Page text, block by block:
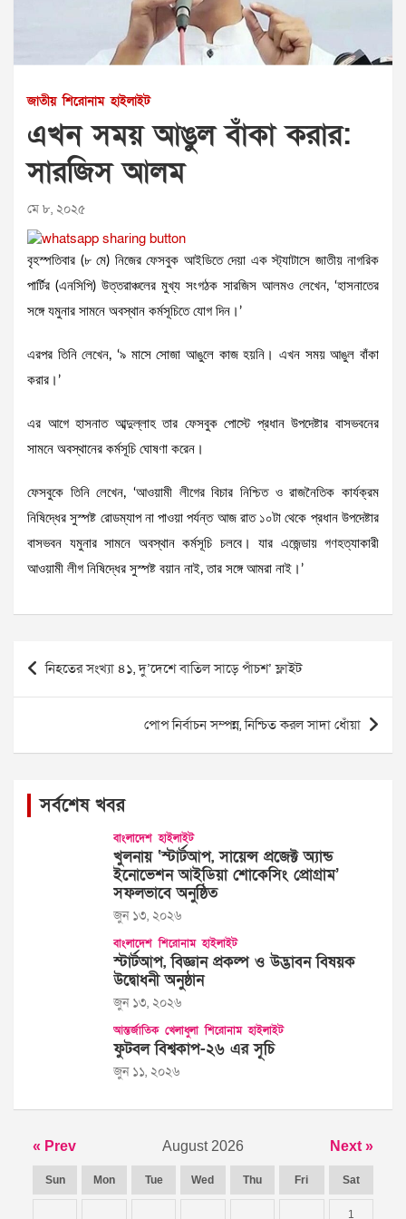
জাতীয় শিরোনাম হাইলাইট
এখন সময় আঙুল বাঁকা করার:
সারজিস আলম
মে ৮, ২০২৫
বৃহস্পতিবার (৮ মে) নিজের ফেসবুক আইডিতে দেয়া এক স্ট্যাটাসে জাতীয় নাগরিক
পার্টির (এনসিপি) উত্তরাঞ্চলের মুখ্য সংগঠক সারজিস আলমও লেখেন, ‘হাসনাতের
সঙ্গে যমুনার সামনে অবস্থান কর্মসূচিতে যোগ দিন।’
এরপর তিনি লেখেন, ‘৯ মাসে সোজা আঙুলে কাজ হয়নি। এখন সময় আঙুল বাঁকা
করার।’
এর আগে হাসনাত আব্দুল্লাহ তার ফেসবুক পোস্টে প্রধান উপদেষ্টার বাসভবনের
সামনে অবস্থানের কর্মসূচি ঘোষণা করেন।
ফেসবুকে তিনি লেখেন, ‘আওয়ামী লীগের বিচার নিশ্চিত ও রাজনৈতিক কার্যক্রম
নিষিদ্ধের সুস্পষ্ট রোডম্যাপ না পাওয়া পর্যন্ত আজ রাত ১০টা থেকে প্রধান উপদেষ্টার
বাসভবন যমুনার সামনে অবস্থান কর্মসূচি চলবে। যার এজেন্ডায় গণহত্যাকারী
আওয়ামী লীগ নিষিদ্ধের সুস্পষ্ট বয়ান নাই, তার সঙ্গে আমরা নাই।’
Post
navigation
নিহতের সংখ্যা ৪১, দু’‌দে‌শে বা‌তিল সাড়ে পাঁচশ’‌ ফ্লাইট
পোপ নির্বাচন সম্পন্ন, নিশ্চিত করল সাদা ধোঁয়া
সর্বশেষ খবর
বাংলাদেশ হাইলাইট
খুলনায় ‘স্টার্টআপ, সায়েন্স প্রজেক্ট অ্যান্ড
ইনোভেশন আইডিয়া শোকেসিং প্রোগ্রাম’
সফলভাবে অনুষ্ঠিত
জুন ১৩, ২০২৬
বাংলাদেশ শিরোনাম হাইলাইট
স্টার্টআপ, বিজ্ঞান প্রকল্প ও উদ্ভাবন বিষয়ক
উদ্বোধনী অনুষ্ঠান
জুন ১৩, ২০২৬
আন্তর্জাতিক খেলাধুলা শিরোনাম হাইলাইট
ফুটবল বিশ্বকাপ-২৬ এর সূচি
জুন ১১, ২০২৬
« Prev August 2026 Next »
Sun Mon Tue Wed Thu Fri Sat
1